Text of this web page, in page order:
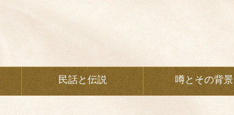
民話と伝説 噂とその背景